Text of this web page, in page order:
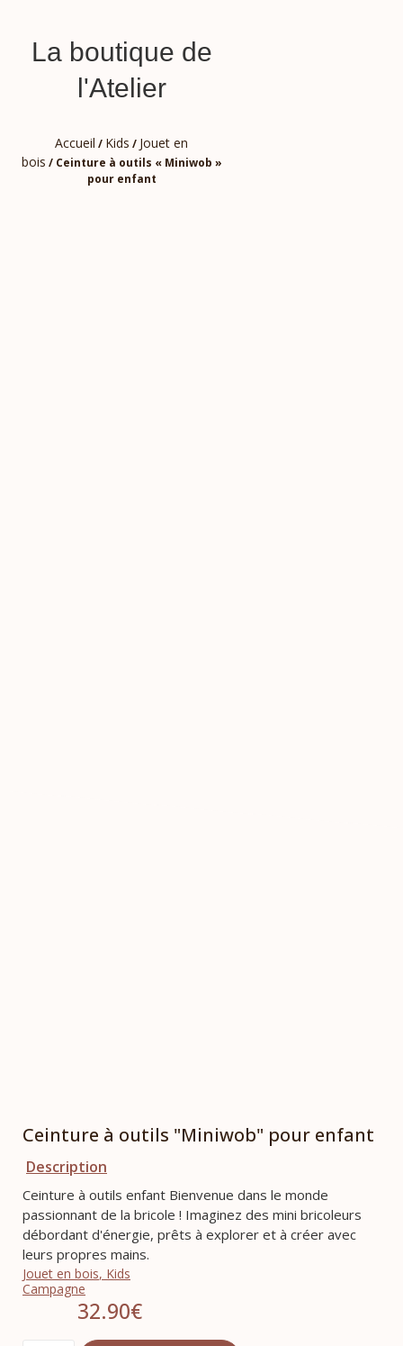
La boutique de
l'Atelier
Accueil / Kids / Jouet en
bois / Ceinture à outils « Miniwob »
pour enfant
Ceinture à outils "Miniwob" pour enfant
Description
Ceinture à outils enfant Bienvenue dans le monde
passionnant de la bricole ! Imaginez des mini bricoleurs
débordant d'énergie, prêts à explorer et à créer avec
leurs propres mains.
Jouet en bois, Kids
Campagne
32.90€